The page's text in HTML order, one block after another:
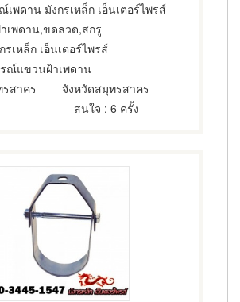
พดาน มังกรเหล็ก เอ็นเตอร์ไพรส์
เพดาน,ขดลวด,สกรู
รเหล็ก เอ็นเตอร์ไพรส์
ณ์แขวนฝ้าเพดาน
รสาคร
จังหวัดสมุทรสาคร
สนใจ : 6 ครั้ง